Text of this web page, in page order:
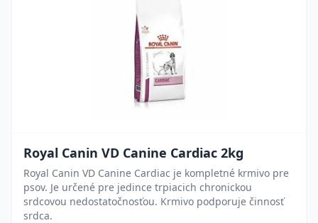
Royal Canin VD Canine Cardiac 2kg
Royal Canin VD Canine Cardiac je kompletné krmivo pre
psov. Je určené pre jedince trpiacich chronickou
srdcovou nedostatočnosťou. Krmivo podporuje činnosť
srdca.